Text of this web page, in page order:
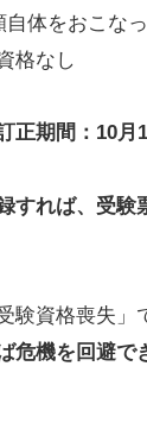
体をおこな
格なし
正期間：10月
すれば、受験
験資格喪失」
危機を回避で